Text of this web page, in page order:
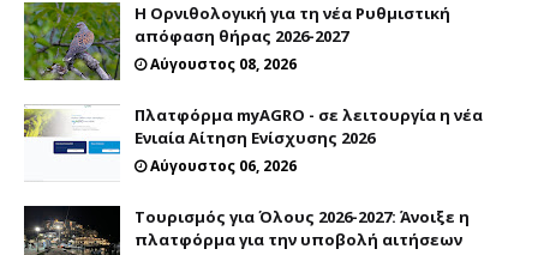
Η Ορνιθολογική για τη νέα Ρυθμιστική
απόφαση θήρας 2026-2027
Αύγουστος 08, 2026
Πλατφόρμα myAGRO - σε λειτουργία η νέα
Ενιαία Αίτηση Ενίσχυσης 2026
Αύγουστος 06, 2026
Τουρισμός για Όλους 2026-2027: Άνοιξε η
πλατφόρμα για την υποβολή αιτήσεων